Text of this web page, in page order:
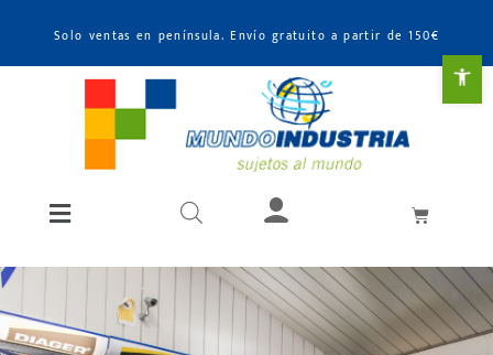
Solo ventas en península. Envío gratuito a partir de 150€